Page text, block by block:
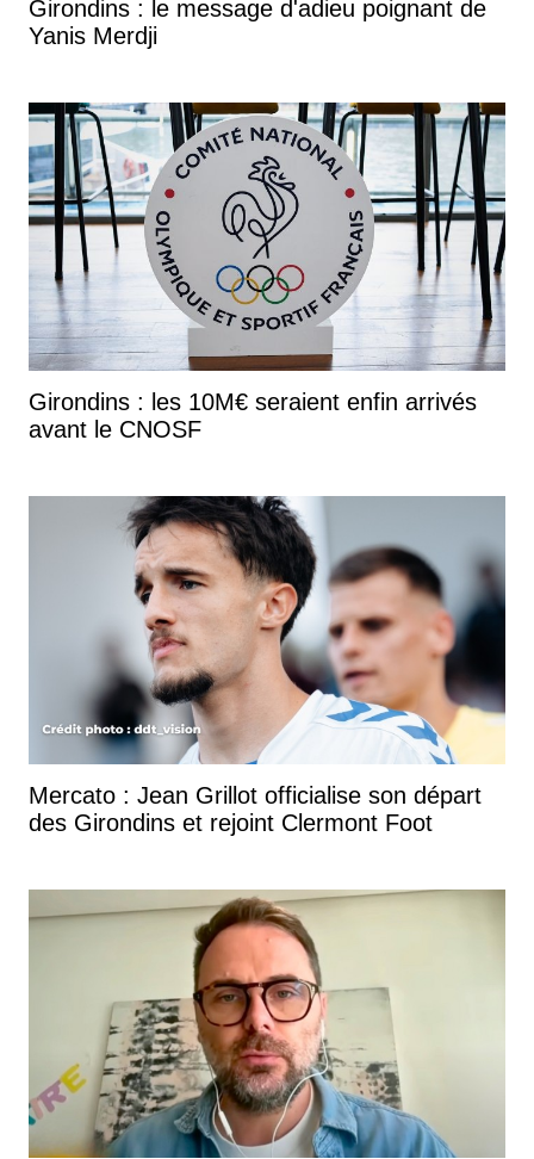
Girondins : le message d'adieu poignant de
Yanis Merdji
Girondins : les 10M€ seraient enfin arrivés
avant le CNOSF
Mercato : Jean Grillot officialise son départ
des Girondins et rejoint Clermont Foot